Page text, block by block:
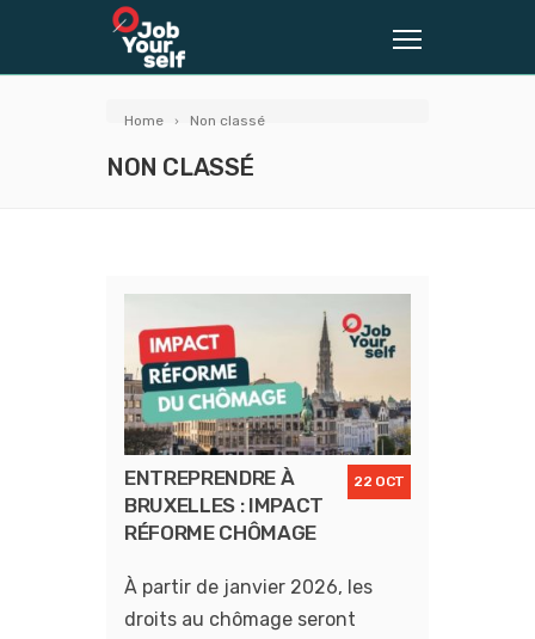
Home Non classé
NON CLASSÉ
22 OCT
ENTREPRENDRE À
BRUXELLES : IMPACT
RÉFORME CHÔMAGE
À partir de janvier 2026, les
droits au chômage seront